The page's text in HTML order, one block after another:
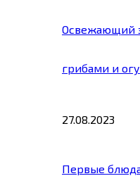
Освежающий
грибами и
27.08.2023
Первые